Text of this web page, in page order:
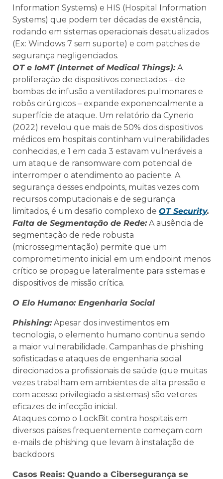
Information Systems) e HIS (Hospital Information
Systems) que podem ter décadas de existência,
rodando em sistemas operacionais desatualizados
(Ex: Windows 7 sem suporte) e com patches de
segurança negligenciados.
OT e IoMT (Internet of Medical Things):A
proliferação de dispositivos conectados – de
bombas de infusão a ventiladores pulmonares e
robôs cirúrgicos – expande exponencialmente a
superfície de ataque. Um relatório da Cynerio
(2022) revelou que mais de 50% dos dispositivos
médicos em hospitais continham vulnerabilidades
conhecidas, e 1 em cada 3 estavam vulneráveis a
um ataque de ransomware com potencial de
interromper o atendimento ao paciente. A
segurança desses endpoints, muitas vezes com
recursos computacionais e de segurança
limitados, é um desafio complexo de OT Security.
Falta de Segmentação de Rede:A ausência de
segmentação de rede robusta
(microssegmentação) permite que um
comprometimento inicial em um endpoint menos
crítico se propague lateralmente para sistemas e
dispositivos de missão crítica.
O Elo Humano: Engenharia Social
Phishing:Apesar dos investimentos em
tecnologia, o elemento humano continua sendo
a maior vulnerabilidade. Campanhas de phishing
sofisticadas e ataques de engenharia social
direcionados a profissionais de saúde (que muitas
vezes trabalham em ambientes de alta pressão e
com acesso privilegiado a sistemas) são vetores
eficazes de infecção inicial.
Ataques como o LockBit contra hospitais em
diversos países frequentemente começam com
e-mails de phishing que levam à instalação de
backdoors.
Casos Reais: Quando a Cibersegurança se